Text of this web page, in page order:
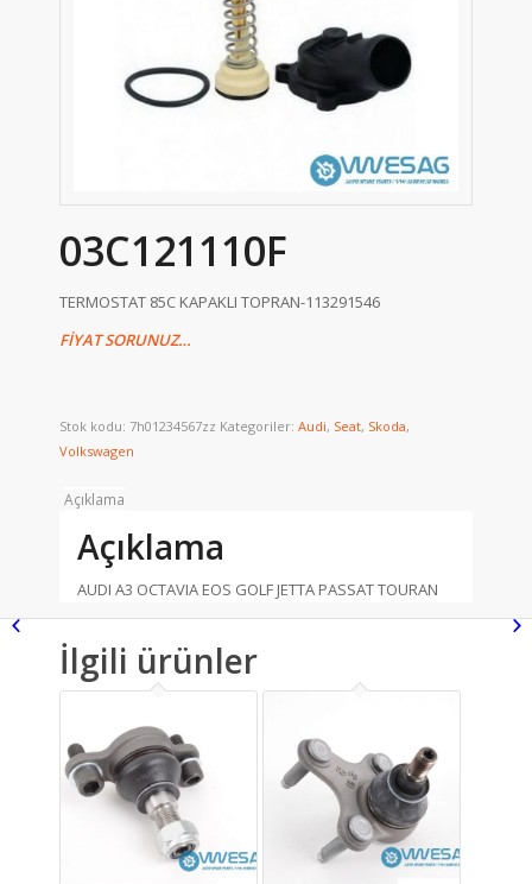
03C121110F
TERMOSTAT 85C KAPAKLI TOPRAN-113291546
FİYAT SORUNUZ…
Stok kodu: 7h01234567zz Kategoriler: Audi, Seat, Skoda,
Volkswagen
Açıklama
Açıklama
AUDI A3 OCTAVIA EOS GOLF JETTA PASSAT TOURAN
İlgili ürünler